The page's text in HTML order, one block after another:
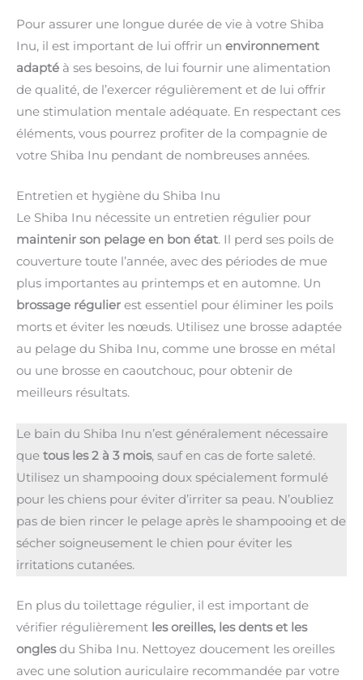
Pour assurer une longue durée de vie à votre Shiba
Inu, il est important de lui offrir un environnement
adapté à ses besoins, de lui fournir une alimentation
de qualité, de l’exercer régulièrement et de lui offrir
une stimulation mentale adéquate. En respectant ces
éléments, vous pourrez profiter de la compagnie de
votre Shiba Inu pendant de nombreuses années.
Entretien et hygiène du Shiba Inu
Le Shiba Inu nécessite un entretien régulier pour
maintenir son pelage en bon état. Il perd ses poils de
couverture toute l’année, avec des périodes de mue
plus importantes au printemps et en automne. Un
brossage régulier est essentiel pour éliminer les poils
morts et éviter les nœuds. Utilisez une brosse adaptée
au pelage du Shiba Inu, comme une brosse en métal
ou une brosse en caoutchouc, pour obtenir de
meilleurs résultats.
Le bain du Shiba Inu n’est généralement nécessaire
que tous les 2 à 3 mois, sauf en cas de forte saleté.
Utilisez un shampooing doux spécialement formulé
pour les chiens pour éviter d’irriter sa peau. N’oubliez
pas de bien rincer le pelage après le shampooing et de
sécher soigneusement le chien pour éviter les
irritations cutanées.
En plus du toilettage régulier, il est important de
vérifier régulièrement les oreilles, les dents et les
onglesdu Shiba Inu. Nettoyez doucement les oreilles
avec une solution auriculaire recommandée par votre